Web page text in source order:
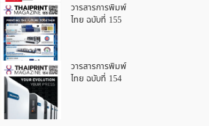
วารสารการพิมพ์
ไทย ฉบับที่ 155
วารสารการพิมพ์
ไทย ฉบับที่ 154